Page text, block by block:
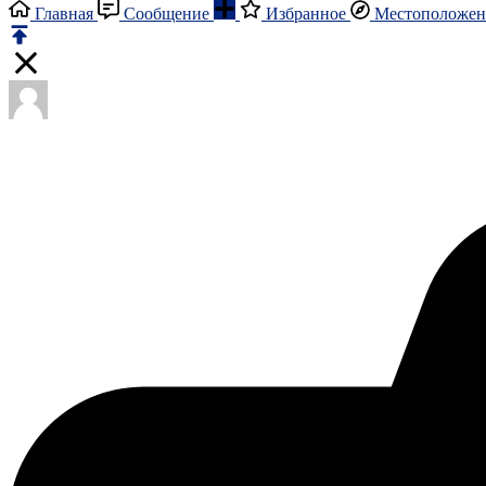
Главная Сообщение Избранное